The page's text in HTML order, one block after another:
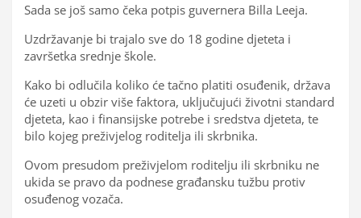
Sada se još samo čeka potpis guvernera Billa Leeja.
Uzdržavanje bi trajalo sve do 18 godine djeteta i
završetka srednje škole.
Kako bi odlučila koliko će tačno platiti osuđenik, država
će uzeti u obzir više faktora, uključujući životni standard
djeteta, kao i finansijske potrebe i sredstva djeteta, te
bilo kojeg preživjelog roditelja ili skrbnika.
Ovom presudom preživjelom roditelju ili skrbniku ne
ukida se pravo da podnese građansku tužbu protiv
osuđenog vozača.